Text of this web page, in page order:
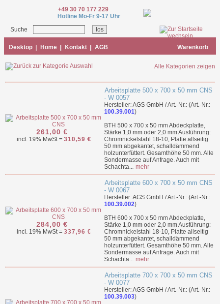
+49 30 70 177 229
Hotline Mo-Fr 9-17 Uhr
Suche
Desktop Home Kontakt AGB Warenkorb
Alle Kategorien zeigen
261,00 €
incl. 19% MwSt = 310,59 €
Arbeitsplatte 500 x 700 x 50 mm CNS
- W 0057
Hersteller: AGS GmbH / Art.-Nr.: (Art.-Nr.:
100.39.001)
BTH 500 x 700 x 50 mm Abdeckplatte,
Stärke 1,0 mm oder 2,0 mm Ausführung:
Chromnickelstahl 18-10, Platte allseitig
50 mm abgekantet, schalldämmend
holzunterfüttert. Gesamthöhe 50 mm. Alle
Sondermasse auf Anfrage. Auch mit
Schachta... mehr
284,00 €
incl. 19% MwSt = 337,96 €
Arbeitsplatte 600 x 700 x 50 mm CNS
- W 0067
Hersteller: AGS GmbH / Art.-Nr.: (Art.-Nr.:
100.39.002)
BTH 600 x 700 x 50 mm Abdeckplatte,
Stärke 1,0 mm oder 2,0 mm Ausführung:
Chromnickelstahl 18-10, Platte allseitig
50 mm abgekantet, schalldämmend
holzunterfüttert. Gesamthöhe 50 mm. Alle
Sondermasse auf Anfrage. Auch mit
Schachta... mehr
Arbeitsplatte 700 x 700 x 50 mm CNS
- W 0077
Hersteller: AGS GmbH / Art.-Nr.: (Art.-Nr.:
100.39.003)